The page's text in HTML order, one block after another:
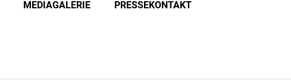
MEDIAGALERIE PRESSEKONTAKT